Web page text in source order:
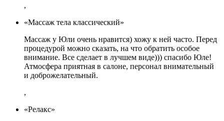
,
«Массаж тела классический»
Массаж у Юли очень нравится) хожу к ней часто. Перед
процедурой можно сказать, на что обратить особое
внимание. Все сделает в лучшем виде))) спасибо Юле!
Атмосфера приятная в салоне, персонал внимательный
и доброжелательный.
,
«Релакс»